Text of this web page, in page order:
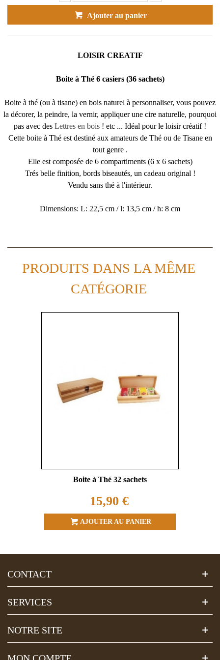
Ajouter au panier
LOISIR CREATIF
Boite à Thé 6 casiers (36 sachets)
Boite à thé (ou à tisane) en bois naturel à personnaliser, vous pouvez
la décorer, la peindre, la vernir, appliquer une cire naturelle, pourquoi
pas avec des Lettres en bois ! etc ... Idéal pour le loisir créatif !
Cette boite à Thé est destiné aux amateurs de Thé ou de Tisane en
tout genre .
Elle est composée de 6 compartiments (6 x 6 sachets)
Trés belle finition, bords biseautés, un cadeau original !
Vendu sans thé à l'intérieur.
Dimensions: L: 22,5 cm / l: 13,5 cm / h: 8 cm
PRODUITS DANS LA MÊME
CATÉGORIE
Boite à Thé 32 sachets
15,90 €
AJOUTER AU PANIER
CONTACT
SERVICES
NOTRE SITE